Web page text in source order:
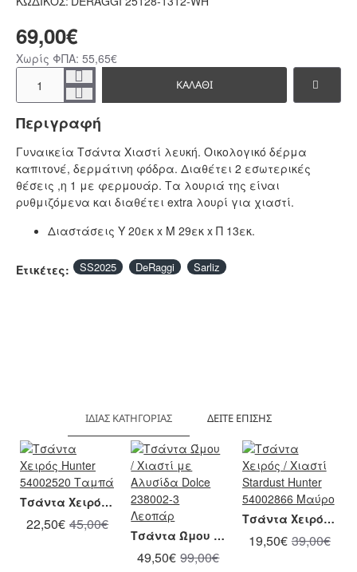
69,00€
Χωρίς ΦΠΑ: 55,65€
ΚΑΛΆΘΙ
Περιγραφή
Γυναικεία Τσάντα Χιαστί λευκή. Οικολογικό δέρμα
καπιτονέ, δερμάτινη φόδρα. Διαθέτει 2 εσωτερικές
θέσεις ,η 1 με φερμουάρ. Τα λουριά της είναι
ρυθμιζόμενα και διαθέτει extra λουρί για χιαστί.
Διαστάσεις Υ 20εκ x Μ 29εκ x Π 13εκ.
Ετικέτες: SS2025 DeRaggi Sarliz
ΊΔΙΑΣ ΚΑΤΗΓΟΡΊΑΣ ΔΕΊΤΕ ΕΠΊΣΗΣ
Τσάντα Χειρός Hunter 54002520 Ταμπά
22,50€ 45,00€
Τσάντα Ώμου / Χιαστί με Αλυσίδα Dolce 238002-3 Λεοπάρ
49,50€ 99,00€
Τσάντα Χειρός / Χιαστί Stardust Hunter 54002866 Μαύρο
19,50€ 39,00€